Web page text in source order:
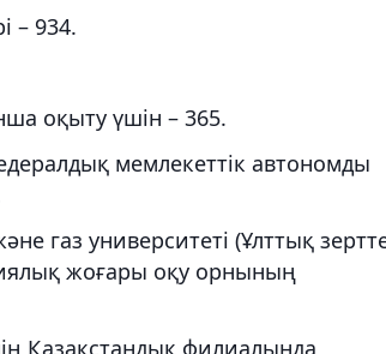
– 934.
оқыту үшін – 365.
мемлекеттік автономды
газ университеті (Ұлттық
жоғары оқу орнының
Қазақстандық филиалында